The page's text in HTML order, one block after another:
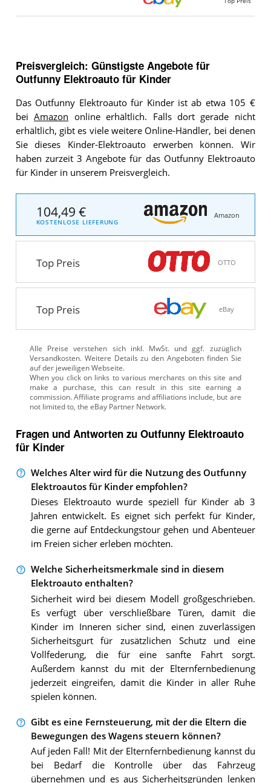
Preisvergleich: Günstigste Angebote für
Outfunny Elektroauto für Kinder
Das Outfunny Elektroauto für Kinder ist ab etwa 105 €
beiAmazon online erhältlich. Falls dort gerade nicht
erhältlich, gibt es viele weitere Online-Händler, bei denen
Sie dieses Kinder-Elektroauto erwerben können. Wir
haben zurzeit 3 Angebote für das Outfunny Elektroauto
für Kinder in unserem Preisvergleich.
104,49 €
KOSTENLOSE LIEFERUNG
Amazon
Top Preis OTTO
Top Preis eBay
Alle Preise verstehen sich inkl. MwSt. und ggf. zuzüglich
Versandkosten. Weitere Details zu den Angeboten finden Sie
auf der jeweiligen Webseite.
Fragen und Antworten zu Outfunny Elektroauto
für Kinder
Welches Alter wird für die Nutzung des Outfunny
Elektroautos für Kinder empfohlen?
Dieses Elektroauto wurde speziell für Kinder ab 3
Jahren entwickelt. Es eignet sich perfekt für Kinder,
die gerne auf Entdeckungstour gehen und Abenteuer
im Freien sicher erleben möchten.
Welche Sicherheitsmerkmale sind in diesem
Elektroauto enthalten?
Sicherheit wird bei diesem Modell großgeschrieben.
Es verfügt über verschließbare Türen, damit die
Kinder im Inneren sicher sind, einen zuverlässigen
Sicherheitsgurt für zusätzlichen Schutz und eine
Vollfederung, die für eine sanfte Fahrt sorgt.
Außerdem kannst du mit der Elternfernbedienung
jederzeit eingreifen, damit die Kinder in aller Ruhe
spielen können.
Gibt es eine Fernsteuerung, mit der die Eltern die
Bewegungen des Wagens steuern können?
Auf jeden Fall! Mit der Elternfernbedienung kannst du
bei Bedarf die Kontrolle über das Fahrzeug
übernehmen und es aus Sicherheitsgründen lenken